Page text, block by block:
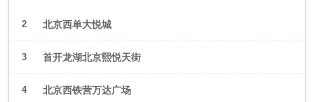
城
2 北京西单大悦城
3 首开龙湖北京熙悦天街
4 北京西铁营万达广场